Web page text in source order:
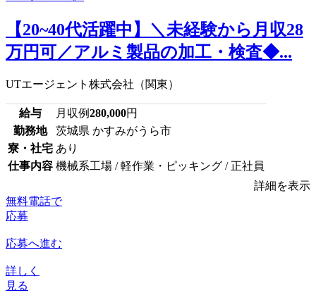
【20~40代活躍中】＼未経験から月収28
万円可／アルミ製品の加工・検査◆...
UTエージェント株式会社（関東）
給与 月収例280,000円
勤務地
茨城県 かすみがうら市
寮・社宅 あり
仕事内容 機械系工場 / 軽作業・ピッキング / 正社員
詳細を表示
無料電話で
応募
応募へ進む
詳しく
見る